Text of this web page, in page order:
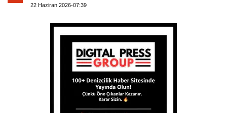
22 Haziran 2026-07:39